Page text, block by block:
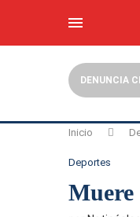
DENUNCIA
Inicio
Deportes